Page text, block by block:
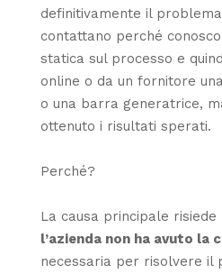
definitivamente il
contattano perché
statica sul processo e
online o da un fornitore
o una barra generatrice,
ottenuto i risultati sperati.
Perché?
La causa principale
l’azienda non ha avuto la
necessaria per risolvere il